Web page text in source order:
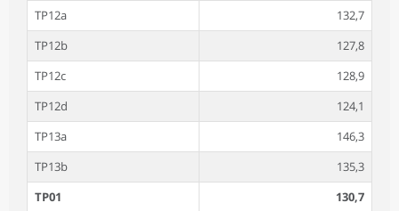
TP12a
132,7
TP12b
127,8
TP12c
128,9
TP12d
124,1
TP13a
146,3
TP13b
135,3
TP01
130,7